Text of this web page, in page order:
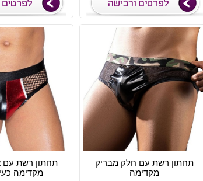
תחתון רשת עם חלק מבריק
מקדימה
תחתון רשת עם
מקדימה